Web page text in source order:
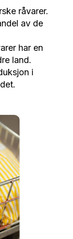
råvarer.
av de
har en
land.
i